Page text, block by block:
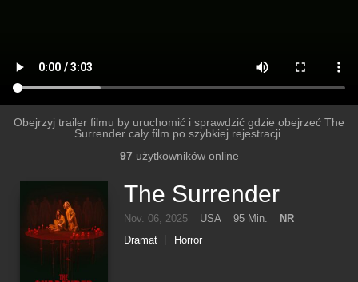
Obejrzyj trailer filmu by uruchomić i sprawdzić gdzie obejrzeć The
Surrender cały film po szybkiej rejestracji.
97 użytkowników online
The Surrender
Nov. 06, 2025 USA 95 Min.
NR
Dramat
Horror